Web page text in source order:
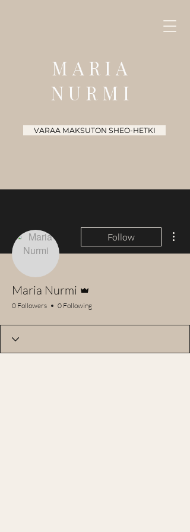
MARIA
NURMI
VARAA MAKSUTON SHEO-HETKI
Follow
Maria Nurmi
0 Followers 0 Following